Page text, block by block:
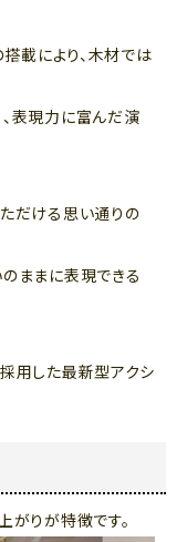
搭載により、木材では
表現力に富んだ演
だける思い通りの
ままに表現できる
用した最新型アクシ
がりが特徴です。